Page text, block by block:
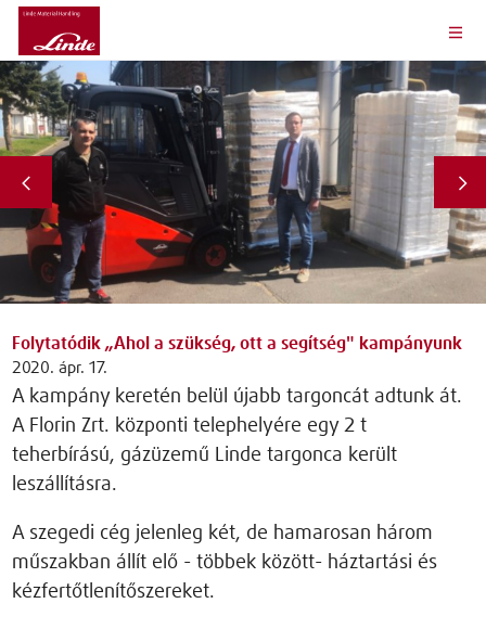
Folytatódik „Ahol a szükség, ott a segítség" kampányunk
2020. ápr. 17.
A kampány keretén belül újabb targoncát adtunk át.
A Florin Zrt. központi telephelyére egy 2 t
teherbírású, gázüzemű Linde targonca került
leszállításra.
A szegedi cég jelenleg két, de hamarosan három
műszakban állít elő - többek között- háztartási és
kézfertőtlenítőszereket.